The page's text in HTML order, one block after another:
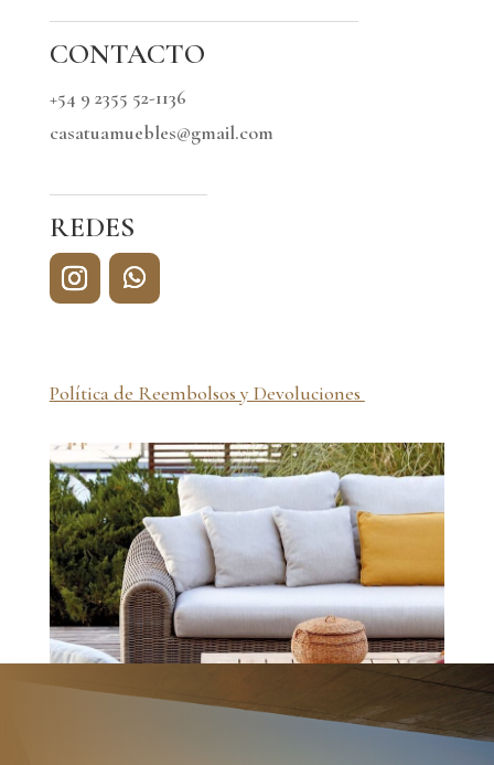
CONTACTO
+54 9 2355 52-1136
casatuamuebles@gmail.com
REDES
Política de Reembolsos y Devoluciones